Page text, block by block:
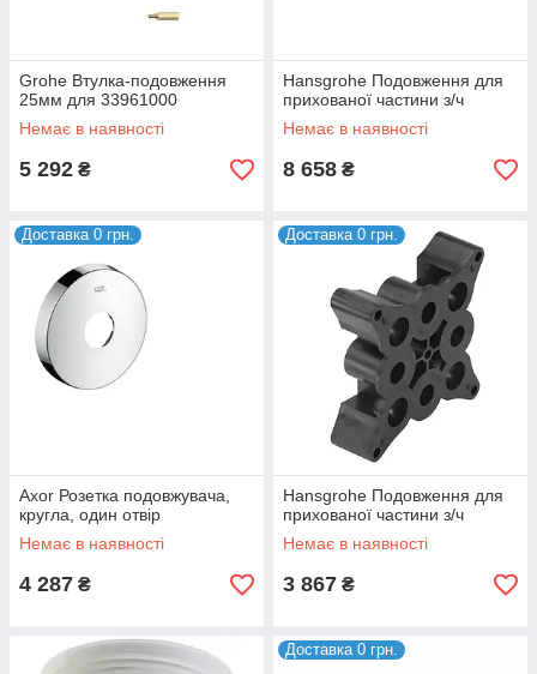
Grohe Втулка-подовження
25мм для 33961000
Немає в наявності
5 292 ₴
Hansgrohe Подовження для
прихованої частини з/ч
Немає в наявності
8 658 ₴
Доставка 0 грн.
Axor Розетка подовжувача,
кругла, один отвір
Немає в наявності
4 287 ₴
Доставка 0 грн.
Hansgrohe Подовження для
прихованої частини з/ч
Немає в наявності
3 867 ₴
Доставка 0 грн.